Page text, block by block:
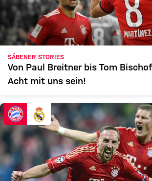
SÄBENER STORIES
Von Paul Breitner bis Tom
Acht mit uns sein!